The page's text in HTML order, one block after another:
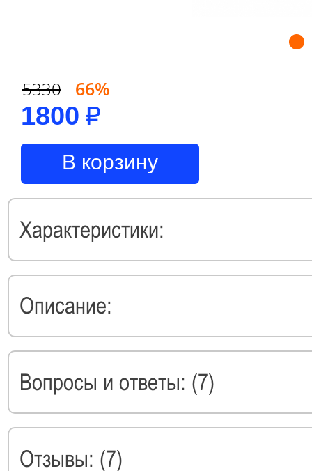
5330 66%
1800
В корзину
Характеристики:
Описание:
Вопросы и ответы: (7)
Отзывы: (7)